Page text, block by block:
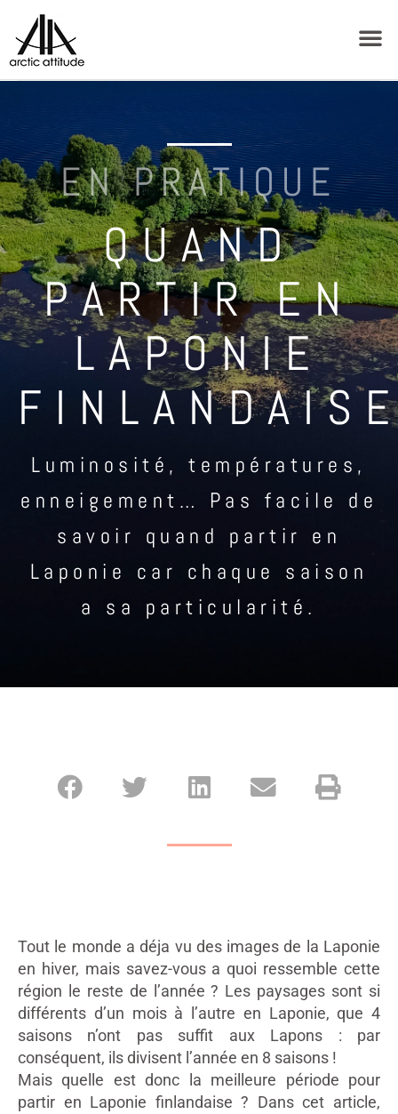
EN PRATIQUE
QUAND
PARTIR EN
LAPONIE
Luminosité, températures,
enneigement… Pas facile de
savoir quand partir en
Laponie car chaque saison
a sa particularité.
Tout le monde a déja vu des images de la Laponie
en hiver, mais savez-vous a quoi ressemble cette
région le reste de l’année ? Les paysages sont si
différents d’un mois à l’autre en Laponie, que 4
saisons n’ont pas suffit aux Lapons : par
conséquent, ils divisent l’année en 8 saisons !
Mais quelle est donc la meilleure période pour
partir en Laponie finlandaise ? Dans cet article,